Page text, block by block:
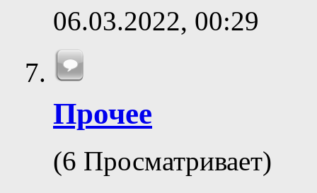
06.03.2022, 00:29
Прочее
(6 Просматривает)